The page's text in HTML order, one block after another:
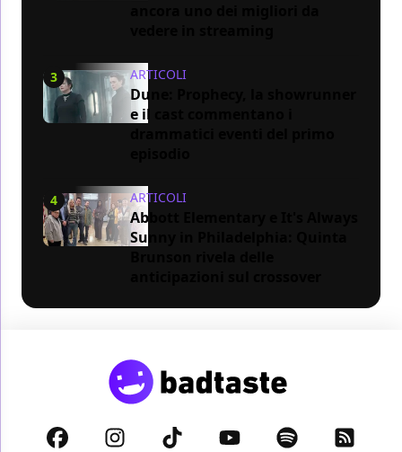
3 ARTICOLI
Dune: Prophecy, la showrunner
e il cast commentano i
4 ARTICOLI
Abbott Elementary e It's Always
Sunny in Philadelphia: Quinta